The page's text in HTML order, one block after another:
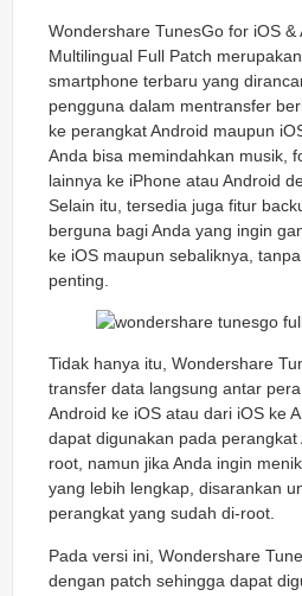
Wondershare TunesGo for iOS &
Multilingual Full Patch
smartphone terbaru yang
pengguna dalam mentransfer
ke perangkat Android maupun
Anda bisa memindahkan musik,
lainnya ke iPhone atau Android
Selain itu, tersedia juga fitur
berguna bagi Anda yang ingin
ke iOS maupun sebaliknya,
penting.
Tidak hanya itu, Wondershare
transfer data langsung antar
Android ke iOS atau dari iOS ke
dapat digunakan pada
root, namun jika Anda ingin
yang lebih lengkap, disarankan
perangkat yang sudah di-root.
Pada versi ini, Wondershare
dengan patch sehingga dapat